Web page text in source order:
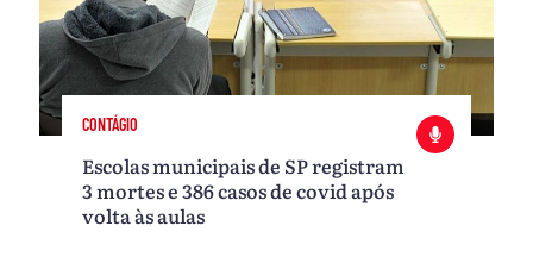
CONTÁGIO
Escolas municipais de SP registram
3 mortes e 386 casos de covid após
volta às aulas